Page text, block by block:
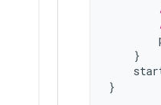
}
}